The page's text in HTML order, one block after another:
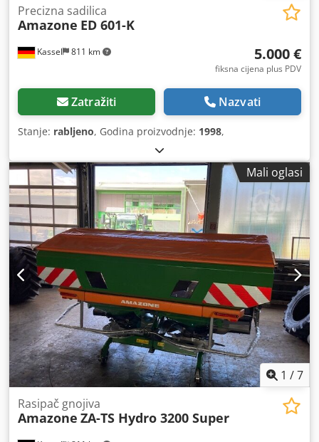
Kassel 811 km
Precizna sadilica
Amazone ED 601-K
5.000 €
fiksna cijena plus PDV
Zatražiti Nazvati
Stanje: rabljeno, Godina proizvodnje: 1998,
Mali oglasi
1 /7
Rasipač gnojiva
Amazone ZA-TS Hydro 3200 Super